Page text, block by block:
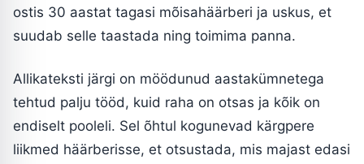
ostis 30 aastat tagasi mõisahäärberi ja uskus, et
suudab selle taastada ning toimima panna.
Allikateksti järgi on möödunud aastakümnetega
tehtud palju tööd, kuid raha on otsas ja kõik on
endiselt pooleli. Sel õhtul kogunevad kärgpere
liikmed häärberisse, et otsustada, mis majast edasi